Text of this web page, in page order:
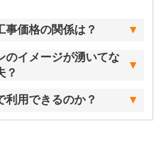
事価格の関係は？
のイメージが湧いてな
？
利用できるのか？